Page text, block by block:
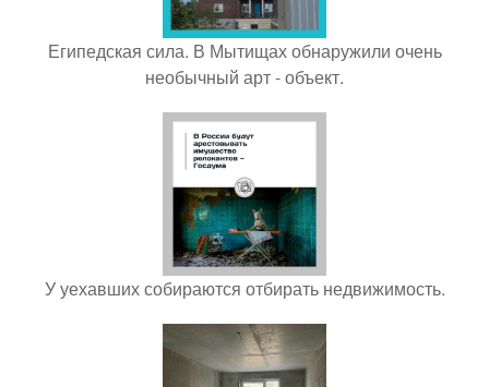
Египедская сила. В Мытищах обнаружили очень
необычный арт - объект.
У уехавших собираются отбирать недвижимость.